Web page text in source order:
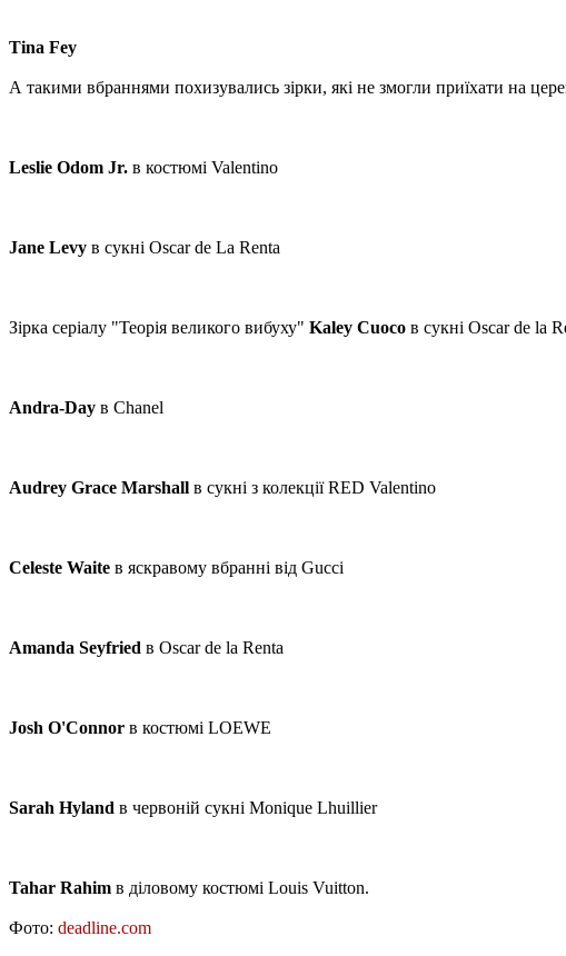
Tina Fey
А такими вбраннями похизувались зірки, які не змогли приїхати на
Leslie Odom Jr. в костюмі Valentino
Jane Levy в сукні Oscar de La Renta
Зірка серіалу "Теорія великого вибуху" Kaley Cuoco в сукні Oscar de la
Andra-Day в Chanel
Audrey Grace Marshall в сукні з колекції RED Valentino
Celeste Waite в яскравому вбранні від Gucci
Amanda Seyfried в Oscar de la Renta
Josh O'Connor в костюмі LOEWE
Sarah Hyland в червоній сукні Monique Lhuillier
Tahar Rahim в діловому костюмі Louis Vuitton.
Фото: deadline.com